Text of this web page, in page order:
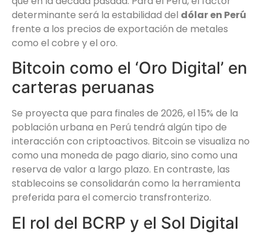
determinante será la estabilidad del dólar en Perú
frente a los precios de exportación de metales
como el cobre y el oro.
Bitcoin como el ‘Oro Digital’ en
carteras peruanas
Se proyecta que para finales de 2026, el 15% de la
población urbana en Perú tendrá algún tipo de
interacción con criptoactivos. Bitcoin se visualiza no
como una moneda de pago diario, sino como una
reserva de valor a largo plazo. En contraste, las
stablecoins se consolidarán como la herramienta
preferida para el comercio transfronterizo.
El rol del BCRP y el Sol Digital